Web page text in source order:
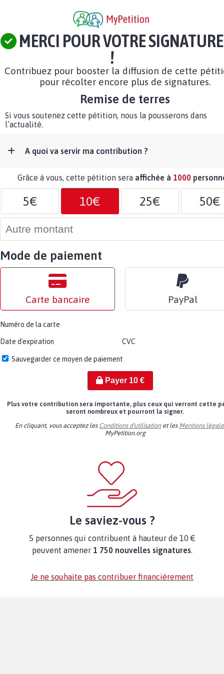
MERCI POUR VOTRE SIGNATURE
!
Contribuez pour booster la diffusion de cette
pour récolter encore plus de signatures.
Remise de terres
Si vous soutenez cette pétition, nous la pousserons dans
l’actualité.
A quoi va servir ma contribution ?
Grâce à vous, cette pétition sera affichée à 1000
5€ 10€ 25€ 50€
Mode de paiement
Carte bancaire PayPal
Numéro de la carte
Date d'expiration CVC
Sauvegarder ce moyen de paiement
Payer 10€
Plus votre contribution sera importante, plus ceux qui verront cette
seront nombreux et pourront la signer.
En cliquant, vous acceptez les Conditions d'utilisationet les Mentions
MyPetition.org
Le saviez-vous ?
5 personnes qui contribuent à hauteur de 10 €
peuvent amener 1 750 nouvelles signatures.
Je ne souhaite pas contribuer financièrement